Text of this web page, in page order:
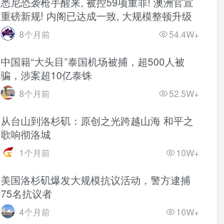
重磅新规! 内阁已达成一致, 大规模整顿升级
8个月前 54.4W+
中国籍“大头目”泰国机场被捕，超500人被
骗，涉案超10亿泰铢
8个月前 52.5W+
从台山到洛杉矶：原创之光跨越山海 和平之
歌响彻洛城
1个月前 10W+
美国洛杉矶爆发大规模抗议活动，警方逮捕
75名抗议者
4个月前 10W+